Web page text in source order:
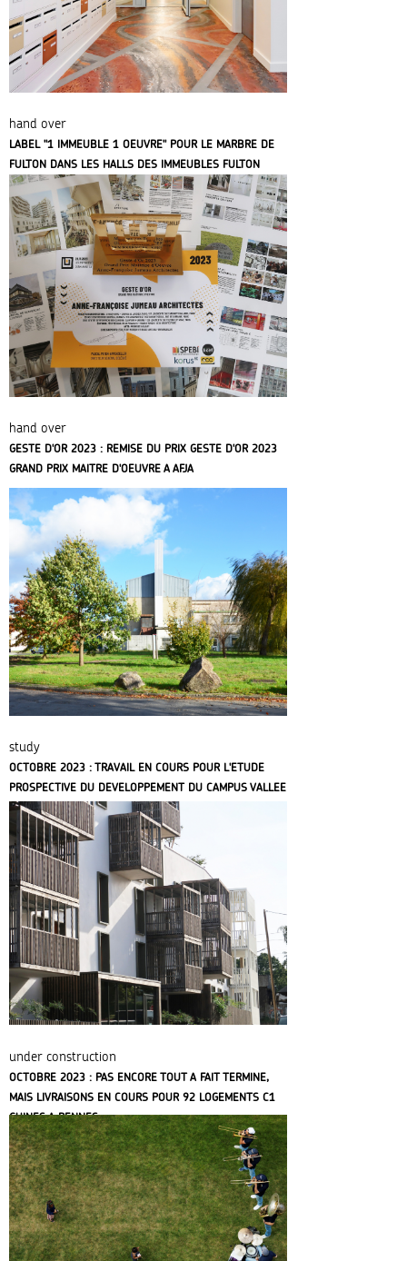
hand over
LABEL "1 IMMEUBLE 1 OEUVRE" POUR LE MARBRE DE
FULTON DANS LES HALLS DES IMMEUBLES FULTON
A5A2
hand over
GESTE D'OR 2023 : REMISE DU PRIX GESTE D'OR 2023
GRAND PRIX MAITRE D'OEUVRE A AFJA
study
OCTOBRE 2023 : TRAVAIL EN COURS POUR L'ETUDE
PROSPECTIVE DU DEVELOPPEMENT DU CAMPUS VALLEE
à ORSAY (91)
under construction
OCTOBRE 2023 : PAS ENCORE TOUT A FAIT TERMINE,
MAIS LIVRAISONS EN COURS POUR 92 LOGEMENTS C1
GUINES A RENNES